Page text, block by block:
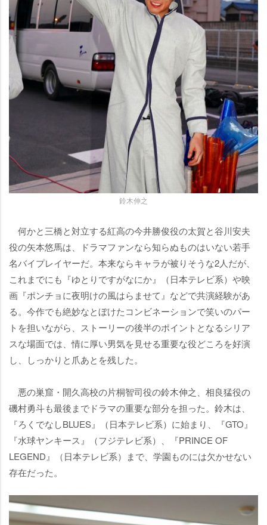
鈴木伸之
何かと三橋と対立する紅高の今井勝俊役の太賀と谷川安夫
役の矢本悠馬は、ドラマファンなら知らぬものはいない若手
名バイプレイヤーだ。本来ならキャラが被りそうな2人だが、
これまでにも『ゆとりですがなにか』（日本テレビ系）や映
画『ポンチョに夜明けの風はらませて』などで共演経験があ
る。今作でも絶妙なとぼけたコンビネーションで笑いのパー
トを担いながら、ストーリーの後半のポイントとなるシリア
スな場面では、情に厚い男気を見せる重要な役どころを好演
し、しっかりと爪あとを残した。
悪の巣窟・開久高校の片桐智司役の鈴木伸之、相良猛役の
磯村勇斗も最後までドラマの重要な部分を担った。鈴木は、
『ろくでなしBLUES』（日本テレビ系）に始まり、『GTO』
『水球ヤンキース』（フジテレビ系）、『PRINCE OF
LEGEND』（日本テレビ系）まで、学園ものには欠かせない
存在だった。